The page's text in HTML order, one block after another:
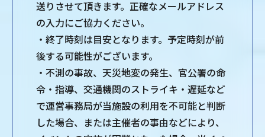
送りさせて頂きます。正確なメールアドレス
の入力にご協力ください。
・終了時刻は目安となります。予定時刻が前
後する可能性がございます。
・不測の事故、天災地変の発生、官公署の命
令・指導、交通機関のストライキ・遅延など
で運営事務局が当施設の利用を不可能と判断
した場合、または主催者の事由などにより、